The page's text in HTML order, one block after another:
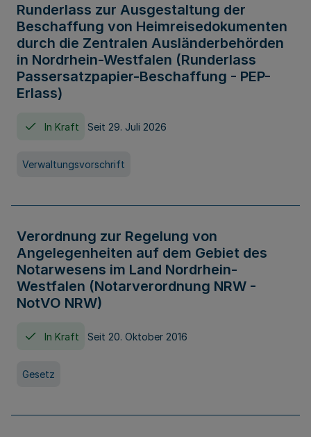
Runderlass zur Ausgestaltung der
Beschaffung von Heimreisedokumenten
durch die Zentralen Ausländerbehörden
in Nordrhein-Westfalen (Runderlass
Passersatzpapier-Beschaffung - PEP-
Erlass)
In Kraft Seit 29. Juli 2026
Verwaltungsvorschrift
Verordnung zur Regelung von
Angelegenheiten auf dem Gebiet des
Notarwesens im Land Nordrhein-
Westfalen (Notarverordnung NRW -
NotVO NRW)
In Kraft Seit 20. Oktober 2016
Gesetz